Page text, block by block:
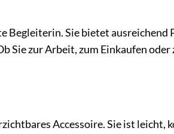
Begleiterin. Sie bietet ausreichend
Sie zur Arbeit, zum Einkaufen
Accessoire. Sie ist leicht,